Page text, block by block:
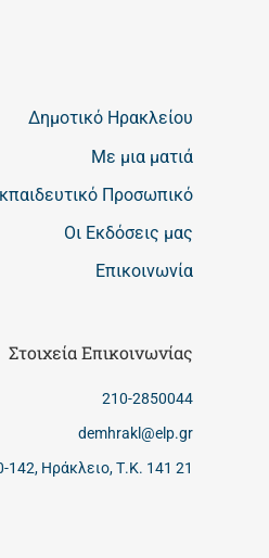
Δημοτικό Ηρακλείου
Με μια ματιά
Προσωπικό
Οι Εκδόσεις μας
Επικοινωνία
Στοιχεία Επικοινωνίας
210-2850044
demhrakl@elp.gr
Ηράκλειο, Τ.Κ. 141 21